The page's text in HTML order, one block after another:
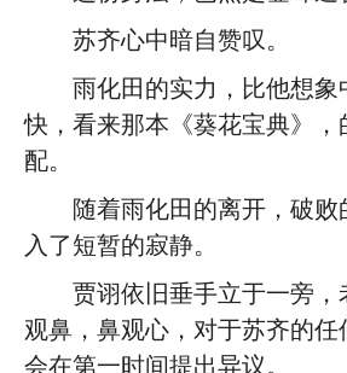
苏齐心中暗自赞叹。
雨化田的实力，比他想象
快，看来那本《葵花宝典》，
配。
随着雨化田的离开，破
入了短暂的寂静。
贾诩依旧垂手立于一旁，
观鼻，鼻观心，对于苏齐的任
会在第一时间提出异议。